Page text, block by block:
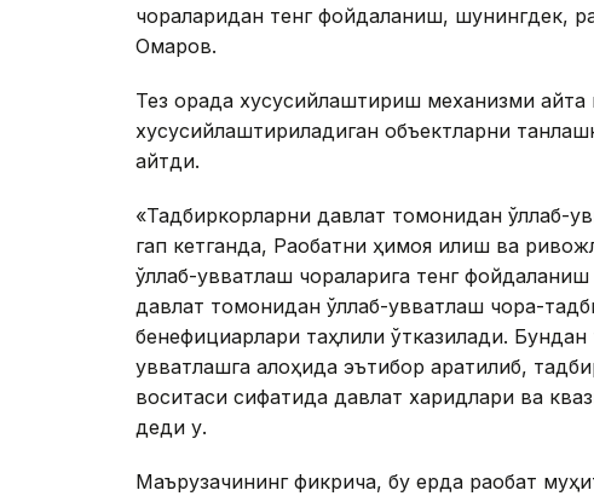
чораларидан тенг фойдаланиш, шунингдек,
Омаров.
Тез орада хусусийлаштириш механизми қайта
хусусийлаштириладиган объектларни
айтди.
«Тадбиркорларни давлат томонидан қўллаб-
гап кетганда, Рақобатни ҳимоя қилиш ва
қўллаб-қувватлаш чораларига тенг
давлат томонидан қўллаб-қувватлаш чора-
бенефициарлари таҳлили ўтказилади. Бундан
қувватлашга алоҳида эътибор қаратилиб,
воситаси сифатида давлат харидлари ва
деди у.
Маърузачининг фикрича, бу ерда рақобат